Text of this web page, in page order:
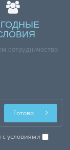
сотрудничество
с условиями
Готово